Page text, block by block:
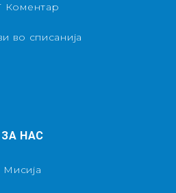
Коментар
во списанија
ЗА НАС
Мисија